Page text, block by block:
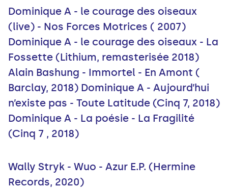
Dominique A - le courage des oiseaux
(live) - Nos Forces Motrices ( 2007)
Dominique A - le courage des oiseaux - La
Fossette (Lithium, remasterisée 2018)
Alain Bashung - Immortel - En Amont (
Barclay, 2018) Dominique A - Aujourd’hui
n’existe pas - Toute Latitude (Cinq 7, 2018)
Dominique A - La poésie - La Fragilité
(Cinq 7 , 2018)
Wally Stryk - Wuo - Azur E.P. (Hermine
Records, 2020)